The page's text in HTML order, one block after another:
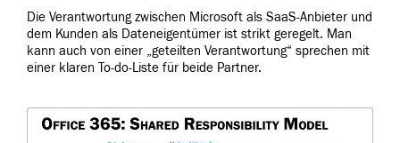
Die Verantwortung zwischen Microsoft als SaaS-Anbieter und
dem Kunden als Dateneigentümer ist strikt geregelt. Man
kann auch von einer „geteilten Verantwortung“ sprechen mit
einer klaren To-do-Liste für beide Partner.